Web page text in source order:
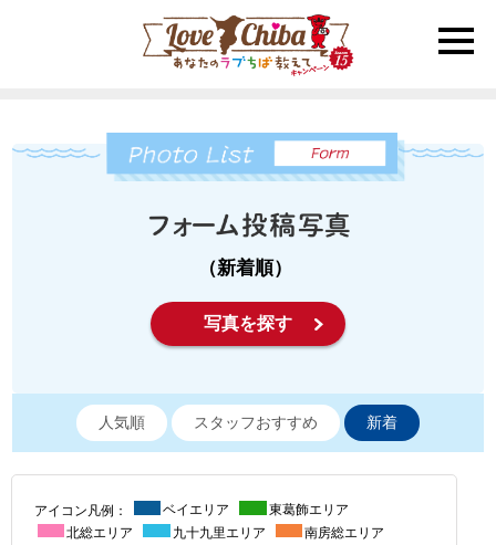
toggle
（新着順）
写真を探す
人気順 スタッフおすすめ 新着
アイコン凡例： ベイエリア
東葛飾エリア
北総エリア
九十九里エリア
南房総エリア